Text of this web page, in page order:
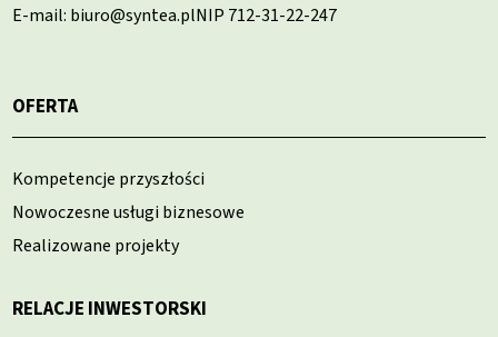
E-mail: biuro@syntea.plNIP 712-31-22-247
OFERTA
Kompetencje przyszłości
Nowoczesne usługi biznesowe
Realizowane projekty
RELACJE INWESTORSKI